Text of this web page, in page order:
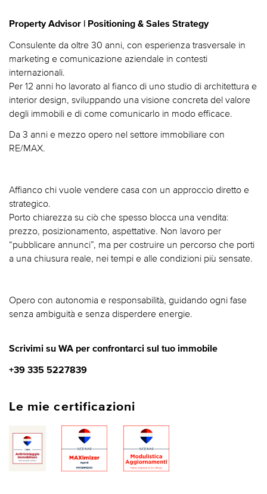
Property Advisor | Positioning & Sales Strategy
Consulente da oltre 30 anni, con esperienza trasversale in
marketing e comunicazione aziendale in contesti
internazionali.
Per 12 anni ho lavorato al fianco di uno studio di architettura e
interior design, sviluppando una visione concreta del valore
degli immobili e di come comunicarlo in modo efficace.
Da 3 anni e mezzo opero nel settore immobiliare con
RE/MAX.
Affianco chi vuole vendere casa con un approccio diretto e
strategico.
Porto chiarezza su ciò che spesso blocca una vendita:
prezzo, posizionamento, aspettative. Non lavoro per
“pubblicare annunci”, ma per costruire un percorso che porti
a una chiusura reale, nei tempi e alle condizioni più sensate.
Opero con autonomia e responsabilità, guidando ogni fase
senza ambiguità e senza disperdere energie.
Scrivimi su WA per confrontarci sul tuo immobile
+39 335 5227839
Le mie certificazioni